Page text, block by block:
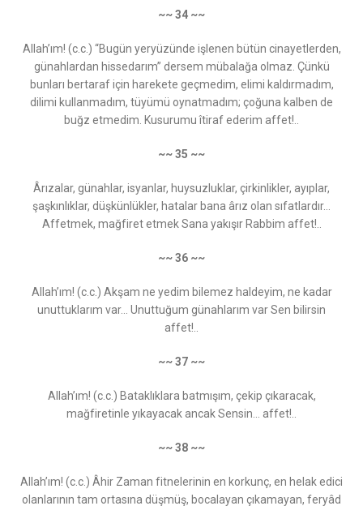
~~ 34 ~~
Allah’ım! (c.c.) “Bugün yeryüzünde işlenen bütün cinayetlerden,
günahlardan hissedarım” dersem mübalağa olmaz. Çünkü
bunları bertaraf için harekete geçmedim, elimi kaldırmadım,
dilimi kullanmadım, tüyümü oynatmadım; çoğuna kalben de
buğz etmedim. Kusurumu îtiraf ederim affet!..
~~ 35 ~~
Ârızalar, günahlar, isyanlar, huysuzluklar, çirkinlikler, ayıplar,
şaşkınlıklar, düşkünlükler, hatalar bana ârız olan sıfatlardır…
Affetmek, mağfiret etmek Sana yakışır Rabbim affet!..
~~ 36 ~~
Allah’ım! (c.c.) Akşam ne yedim bilemez haldeyim, ne kadar
unuttuklarım var... Unuttuğum günahlarım var Sen bilirsin
affet!..
~~ 37 ~~
Allah’ım! (c.c.) Bataklıklara batmışım, çekip çıkaracak,
mağfiretinle yıkayacak ancak Sensin... affet!..
~~ 38 ~~
Allah’ım! (c.c.) Âhir Zaman fitnelerinin en korkunç, en helak edici
olanlarının tam ortasına düşmüş, bocalayan çıkamayan, feryâd